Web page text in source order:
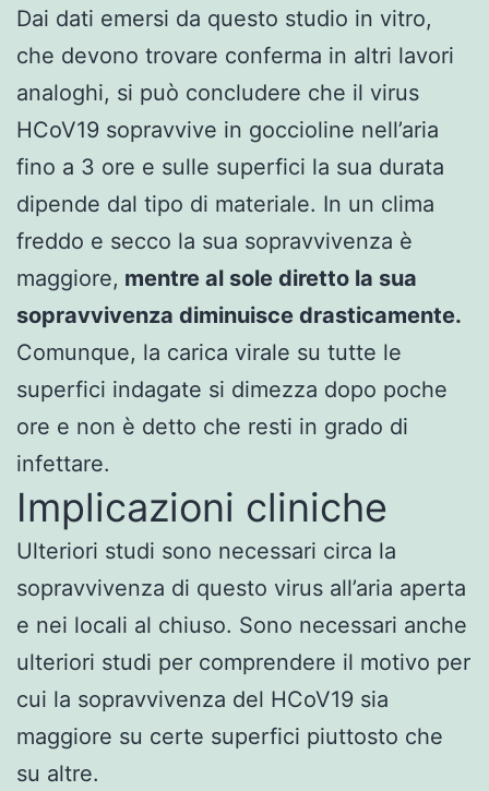
Dai dati emersi da questo studio in vitro,
che devono trovare conferma in altri lavori
analoghi, si può concludere che il virus
HCoV19 sopravvive in goccioline nell’aria
fino a 3 ore e sulle superfici la sua durata
dipende dal tipo di materiale. In un clima
freddo e secco la sua sopravvivenza è
maggiore, mentre al sole diretto la sua
sopravvivenza diminuisce drasticamente.
Comunque, la carica virale su tutte le
superfici indagate si dimezza dopo poche
ore e non è detto che resti in grado di
infettare.
Implicazioni cliniche
Ulteriori studi sono necessari circa la
sopravvivenza di questo virus all’aria aperta
e nei locali al chiuso. Sono necessari anche
ulteriori studi per comprendere il motivo per
cui la sopravvivenza del HCoV19 sia
maggiore su certe superfici piuttosto che
su altre.